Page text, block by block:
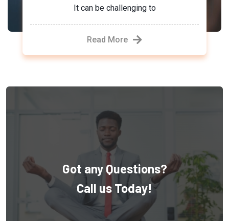
It can be challenging to
Read More
Got any Questions?
Call us Today!